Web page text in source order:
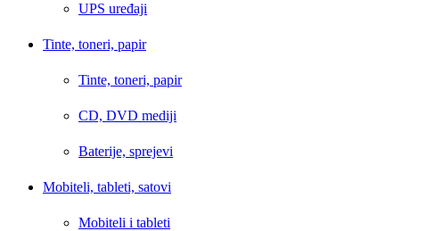
UPS uređaji
Tinte, toneri, papir
Tinte, toneri, papir
CD, DVD mediji
Baterije, sprejevi
Mobiteli, tableti, satovi
Mobiteli i tableti